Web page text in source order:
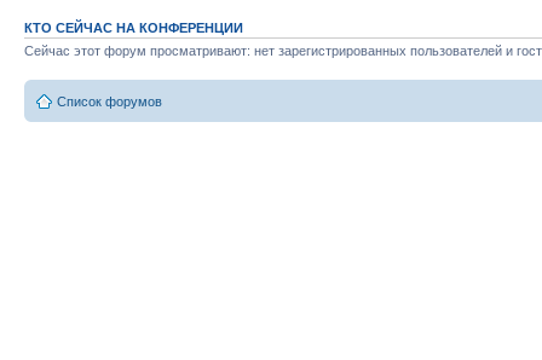
КТО СЕЙЧАС НА КОНФЕРЕНЦИИ
Сейчас этот форум просматривают: нет зарегистрированных пользователей и
Список форумов